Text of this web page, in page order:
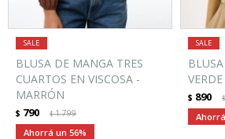
BLUSA DE MANGA TRES
CUARTOS EN VISCOSA -
MARRÓN
$ 790 $1.799
56
VERDE
$ 890 $